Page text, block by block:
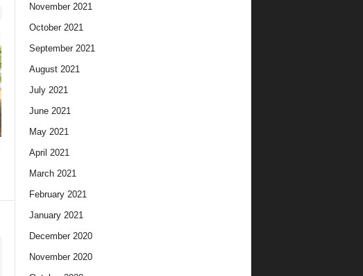
November 2021
October 2021
September 2021
August 2021
July 2021
June 2021
May 2021
April 2021
March 2021
February 2021
January 2021
December 2020
November 2020